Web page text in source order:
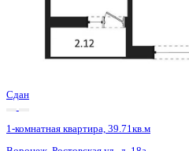
1-комнатная квартира, 39.71кв.м
Этаж
Материал
Монолитный
Отделка Черновая отделка